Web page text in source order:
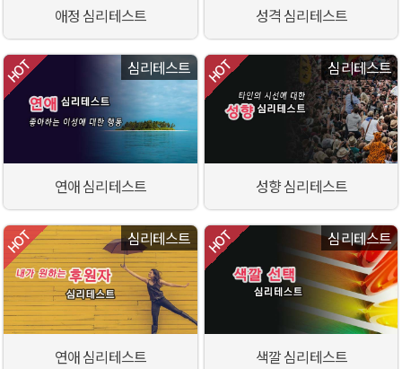
애정 심리테스트 성격 심리테스트
심리테스트
연애 심리테스트
심리테스트
성향 심리테스트
심리테스트
연애 심리테스트
심리테스트
색깔 심리테스트